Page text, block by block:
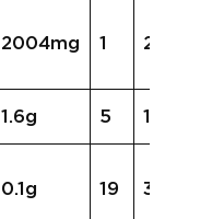
2004mg 1 208mg
1.6g 5 1.4g
0.1g 19 3.4g